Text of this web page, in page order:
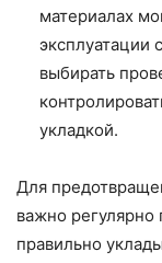
материалах
эксплуатации
выбирать
укладкой.
Для
важно регулярно
правильно